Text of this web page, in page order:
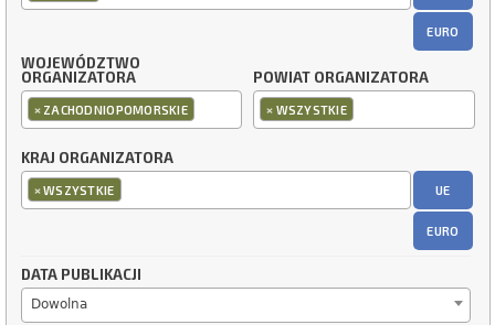
EURO
WOJEWÓDZTWO
ORGANIZATORA
× ZACHODNIOPOMORSKIE
POWIAT ORGANIZATORA
× WSZYSTKIE
KRAJ ORGANIZATORA
×WSZYSTKIE UE
EURO
DATA PUBLIKACJI
Dowolna